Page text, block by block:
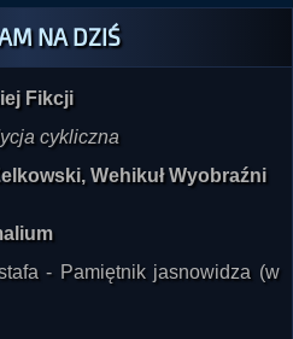
NA DZIŚ
Fikcji
cykliczna
Wehikuł Wyobraźni
- Pamiętnik jasnowidza (w